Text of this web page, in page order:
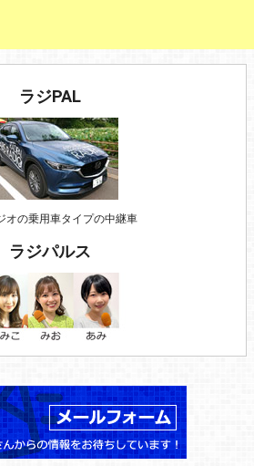
ラジPAL
オの乗用車タイプの中継車
ラジパルス